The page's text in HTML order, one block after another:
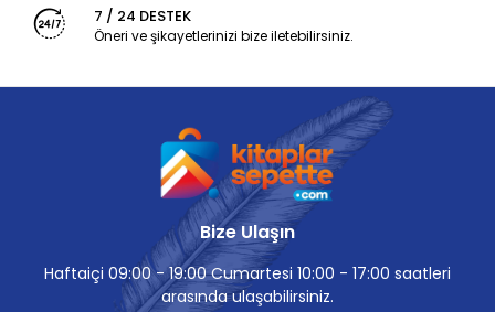
7 / 24 DESTEK
Öneri ve şikayetlerinizi bize iletebilirsiniz.
Bize Ulaşın
Haftaiçi 09:00 - 19:00 Cumartesi 10:00 - 17:00 saatleri
arasında ulaşabilirsiniz.